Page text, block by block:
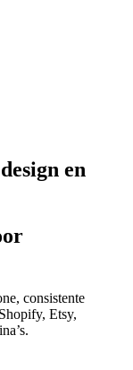
en
consistente
Etsy,